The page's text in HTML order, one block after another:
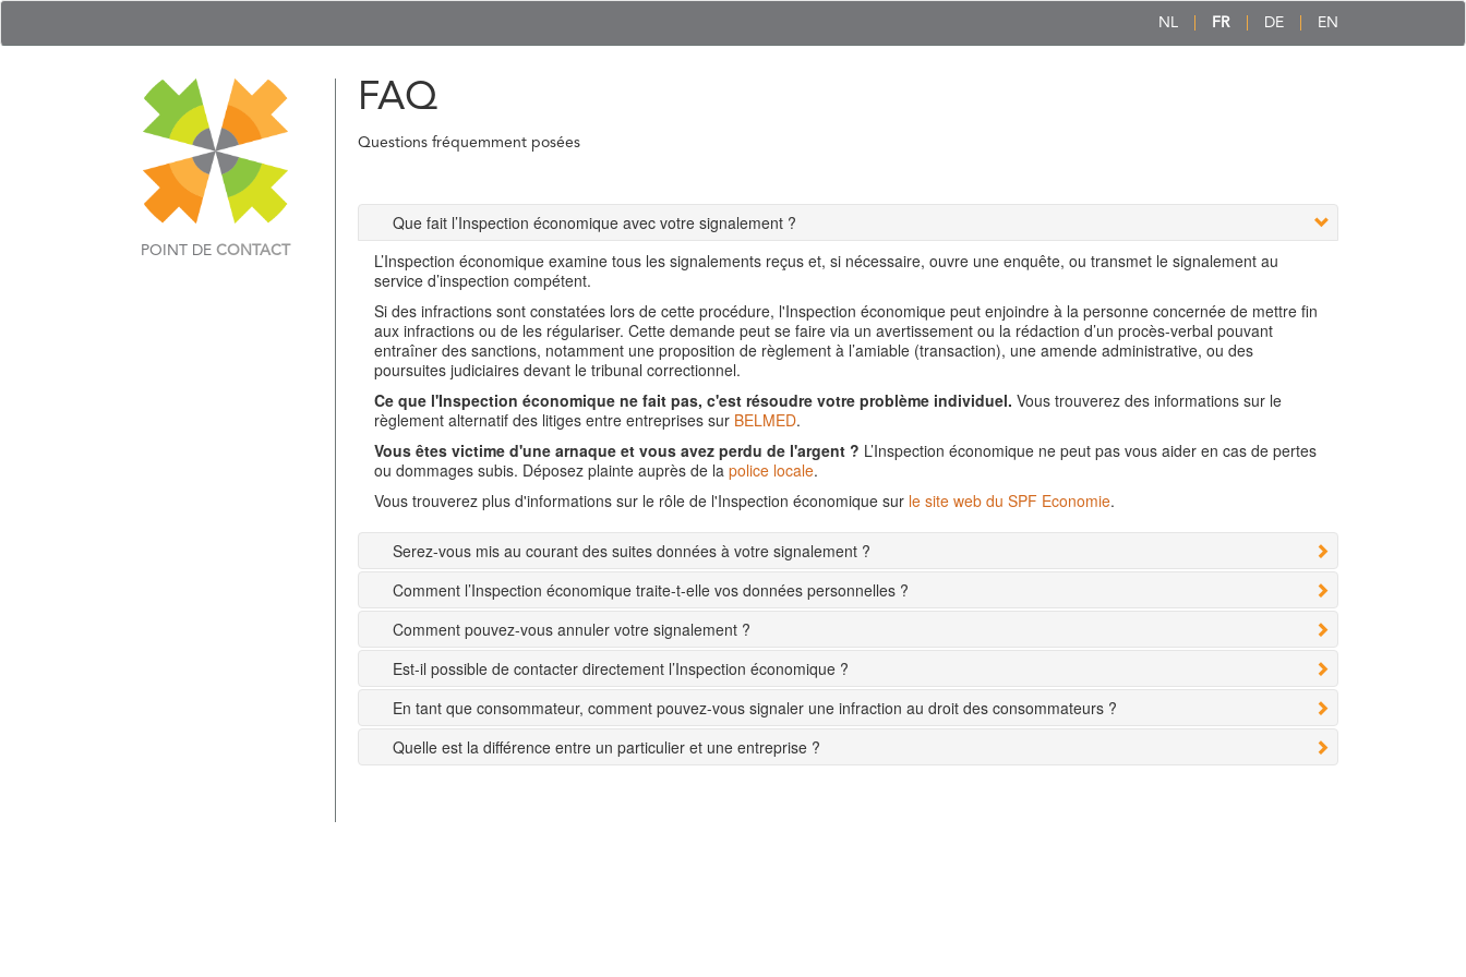
NL FR DE EN
POINT DE CONTACT
FAQ
Questions fréquemment posées
Que fait l’Inspection économique avec votre signalement ?
L’Inspection économique examine tous les signalements reçus et, si nécessaire, ouvre une enquête, ou transmet le signalement au
service d’inspection compétent.
Si des infractions sont constatées lors de cette procédure, l'Inspection économique peut enjoindre à la personne concernée de mettre fin
aux infractions ou de les régulariser. Cette demande peut se faire via un avertissement ou la rédaction d’un procès-verbal pouvant
entraîner des sanctions, notamment une proposition de règlement à l’amiable (transaction), une amende administrative, ou des
poursuites judiciaires devant le tribunal correctionnel.
Ce que l'Inspection économique ne fait pas, c'est résoudre votre problème individuel. Vous trouverez des informations sur le
règlement alternatif des litiges entre entreprises sur BELMED.
Vous êtes victime d'une arnaque et vous avez perdu de l'argent ? L’Inspection économique ne peut pas vous aider en cas de pertes
ou dommages subis. Déposez plainte auprès de la police locale.
Vous trouverez plus d'informations sur le rôle de l'Inspection économique sur le site web du SPF Economie.
Serez-vous mis au courant des suites données à votre signalement ?
Comment l’Inspection économique traite-t-elle vos données personnelles ?
Comment pouvez-vous annuler votre signalement ?
Est-il possible de contacter directement l’Inspection économique ?
En tant que consommateur, comment pouvez-vous signaler une infraction au droit des consommateurs ?
Quelle est la différence entre un particulier et une entreprise ?